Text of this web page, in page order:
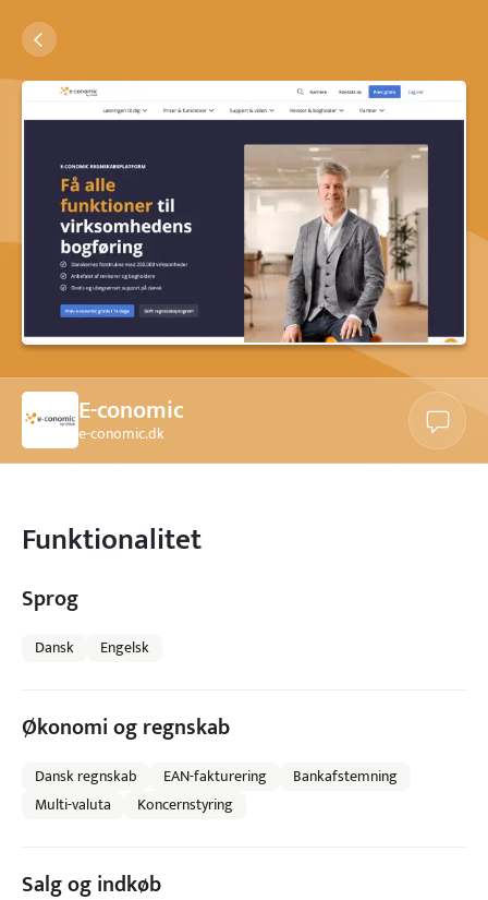
E-conomic
e-conomic.dk
Funktionalitet
Sprog
Dansk Engelsk
Økonomi og regnskab
Dansk regnskab EAN-fakturering
Bankafstemning
Multi-valuta
Koncernstyring
Salg og indkøb